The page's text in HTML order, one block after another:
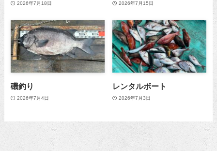
2026年7月18日 2026年7月15日
磯釣り
2026年7月4日
レンタルボート
2026年7月3日